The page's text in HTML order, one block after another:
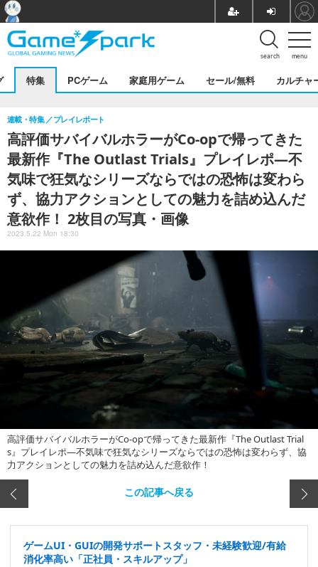
menu
search
特集 PCゲーム 家庭用ゲーム セール/無料 カルチャ
高評価サバイバルホラーがCo-opで帰ってきた
最新作『The Outlast Trials』プレイレポ―不
気味で狂気なシリーズならではの恐怖は変わら
ず、協力アクションとしての魅力を詰め込んだ
意欲作！ 2枚目の写真・画像
連載・特集 プレイレポート
2023.5.22 Mon 18:30
高評価サバイバルホラーがCo-opで帰ってきた最新作『The Outlast Trial
s』プレイレポ―不気味で狂気なシリーズならではの恐怖は変わらず、協
力アクションとしての魅力を詰め込んだ意欲作！
この記事へ戻る
ゲームUI・GUIの開発サポートスタッフ・未経験歓迎/有給
消化率高い「正社員・スキルアップ」